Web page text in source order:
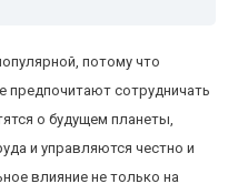
потому что
предпочитают сотрудничать
о будущем планеты,
и управляются честно и
влияние не только на